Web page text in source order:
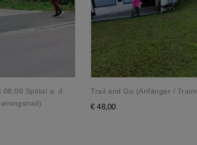
Spittal a. d.
Trail and Go (Anfänger /
€ 48,00